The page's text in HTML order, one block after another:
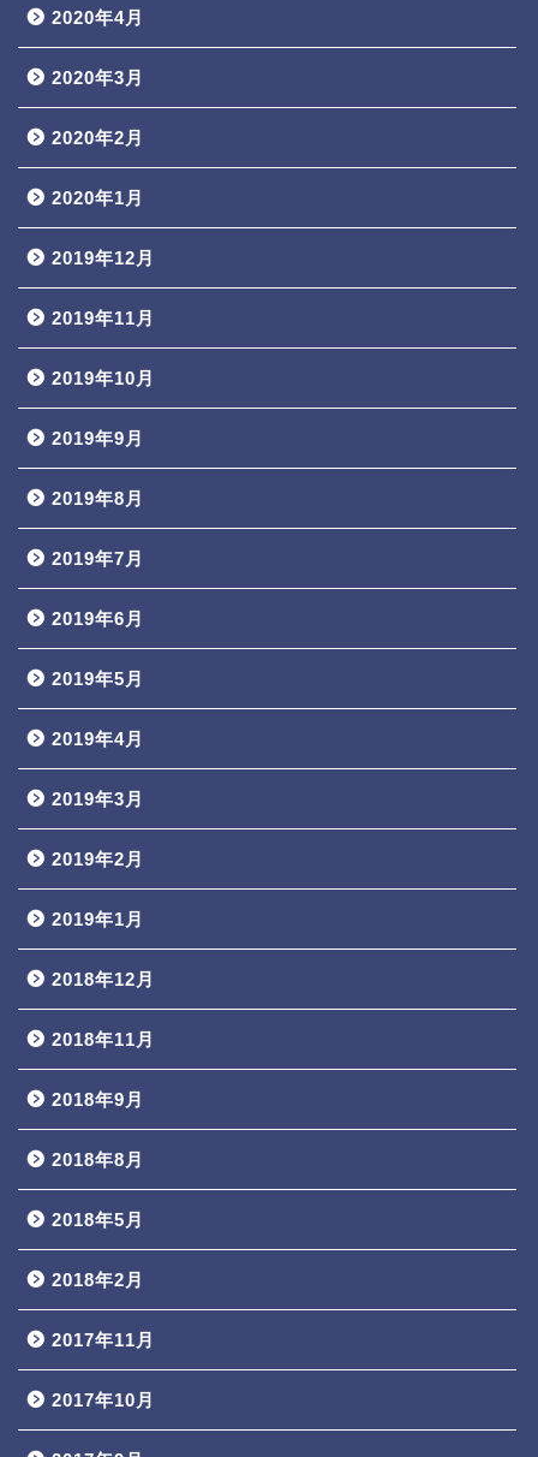
2020年4月
2020年3月
2020年2月
2020年1月
2019年12月
2019年11月
2019年10月
2019年9月
2019年8月
2019年7月
2019年6月
2019年5月
2019年4月
2019年3月
2019年2月
2019年1月
2018年12月
2018年11月
2018年9月
2018年8月
2018年5月
2018年2月
2017年11月
2017年10月